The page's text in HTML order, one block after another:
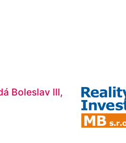
Boleslav III,